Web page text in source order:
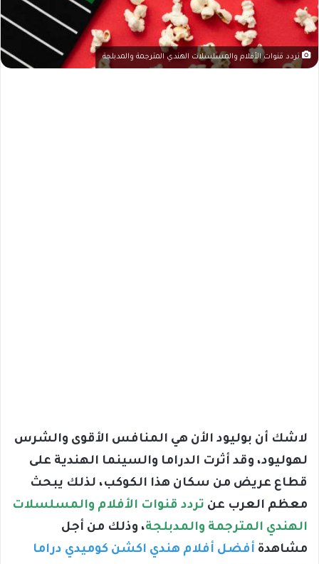
تردد قنوات الأفلام والمسلسلات الهندي المترجمة والمدبلجة
لاشك أن بوليود الأن هي المنافس الأقوى والشرس
لهوليود، وقد أثرت الدراما والسينما الهندية على
قطاع عريض من سكان هذا الكوكب، لذلك يبحث
معظم العرب عن تردد قنوات الأفلام والمسلسلات
الهندي المترجمة والمدبلجة، وذلك من أجل
مشاهدة أفضل أفلام هندي اكشن كوميدي دراما